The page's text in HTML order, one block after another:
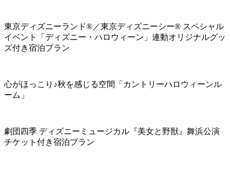
東京ディズニーランド®／東京ディズニーシー® スペシャル
イベント「ディズニー・ハロウィーン」連動オリジナルグッ
ズ付き宿泊プラン
心がほっこり♪秋を感じる空間「カントリーハロウィーンル
ーム」
劇団四季 ディズニーミュージカル『美女と野獣』舞浜公演
チケット付き宿泊プラン